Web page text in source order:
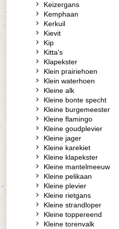
Keizergans
Kemphaan
Kerkuil
Kievit
Kip
Kitta's
Klapekster
Klein prairiehoen
Klein waterhoen
Kleine alk
Kleine bonte specht
Kleine burgemeester
Kleine flamingo
Kleine goudplevier
Kleine jager
Kleine karekiet
Kleine klapekster
Kleine mantelmeeuw
Kleine pelikaan
Kleine plevier
Kleine rietgans
Kleine strandloper
Kleine toppereend
Kleine torenvalk